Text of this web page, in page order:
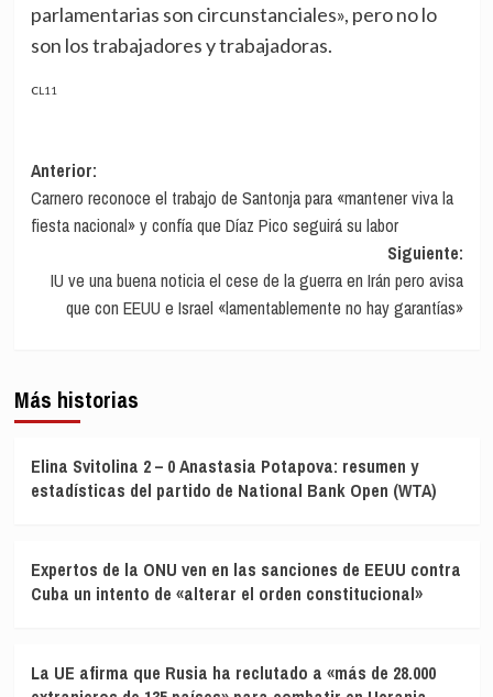
parlamentarias son circunstanciales», pero no lo
son los trabajadores y trabajadoras.
CL11
Navegación
de
entradas
Anterior:
Carnero reconoce el trabajo de Santonja para «mantener viva la
fiesta nacional» y confía que Díaz Pico seguirá su labor
Siguiente:
IU ve una buena noticia el cese de la guerra en Irán pero avisa
que con EEUU e Israel «lamentablemente no hay garantías»
Más historias
Elina Svitolina 2 – 0 Anastasia Potapova: resumen y
estadísticas del partido de National Bank Open (WTA)
Expertos de la ONU ven en las sanciones de EEUU contra
Cuba un intento de «alterar el orden constitucional»
La UE afirma que Rusia ha reclutado a «más de 28.000